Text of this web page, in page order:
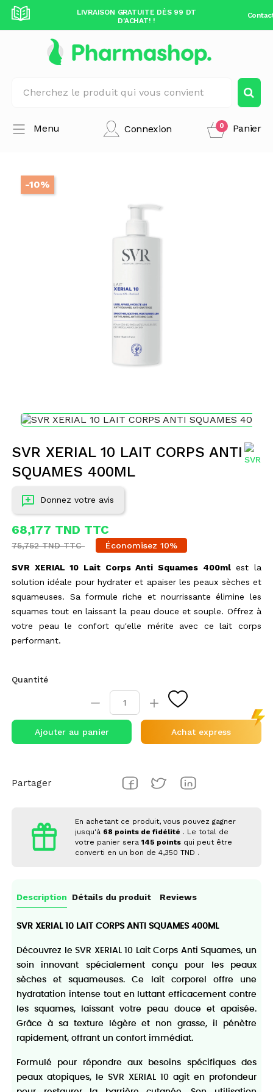
99 DT
LIVRAISON GRATUITE DÈS 99 DT
D'ACHAT! !
Connexion Panier
0
Menu
-10%
SVR XERIAL 10 LAIT CORPS ANTI
SQUAMES 400ML
Donnez votre avis
68,177 TND TTC
75,752 TND TTC Économisez 10%
SVR XERIAL 10 Lait Corps Anti Squames 400mlest la
solution idéale pour hydrater et apaiser les peaux sèches et
squameuses. Sa formule riche et nourrissante élimine les
squames tout en laissant la peau douce et souple. Offrez à
votre peau le confort qu'elle mérite avec ce lait corps
performant.
Quantité
Ajouter au panier Achat express
Partager
En achetant ce produit, vous pouvez gagner
jusqu'à 68 points de fidélité . Le total de
votre panier sera145 points qui peut être
converti en un bon de4,350 TND .
Description Détails du produit Reviews
SVR XERIAL 10 LAIT CORPS ANTI SQUAMES 400ML
Découvrez le SVR XERIAL 10 Lait Corps Anti Squames, un
soin innovant spécialement conçu pour les peaux
sèches et squameuses. Ce lait corporel offre une
hydratation intense tout en luttant efficacement contre
les squames, laissant votre peau douce et apaisée.
Grâce à sa texture légère et non grasse, il pénètre
rapidement, offrant un confort immédiat.
Formulé pour répondre aux besoins spécifiques des
peaux atopiques, le SVR XERIAL 10 agit en profondeur